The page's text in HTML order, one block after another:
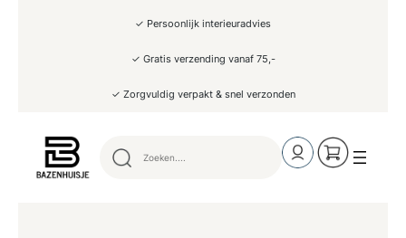
✓ Persoonlijk interieuradvies
✓ Gratis verzending vanaf 75,-
✓ Zorgvuldig verpakt & snel verzonden